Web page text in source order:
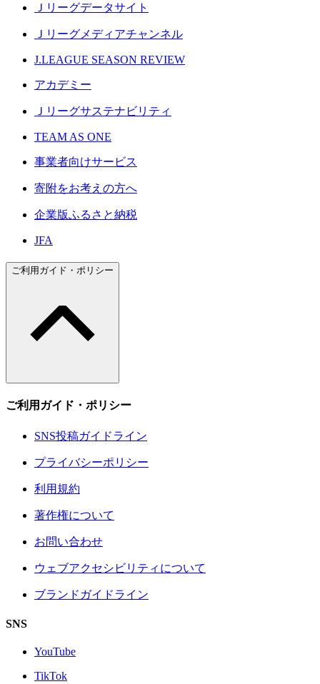
Ｊリーグデータサイト
Ｊリーグメディアチャンネル
J.LEAGUE SEASON REVIEW
アカデミー
Ｊリーグサステナビリティ
TEAM AS ONE
事業者向けサービス
寄附をお考えの方へ
企業版ふるさと納税
JFA
ご利用ガイド・ポリシー
ご利用ガイド・ポリシー
SNS投稿ガイドライン
プライバシーポリシー
利用規約
著作権について
お問い合わせ
ウェブアクセシビリティについて
ブランドガイドライン
SNS
YouTube
TikTok